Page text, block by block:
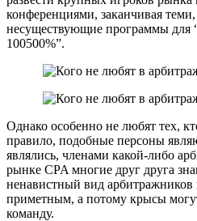
конференциями, заканчивая
несуществующие программы для
100500%”.
Однако особенно не любят тех,
правило, подобные персоны
являлись, членами какой-либо
рынке CPA многие друг друга
ненавистный вид арбитражников
приметным, а потому крысы
команду.